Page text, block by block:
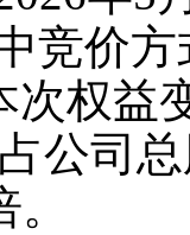
竞价
次权益
公司